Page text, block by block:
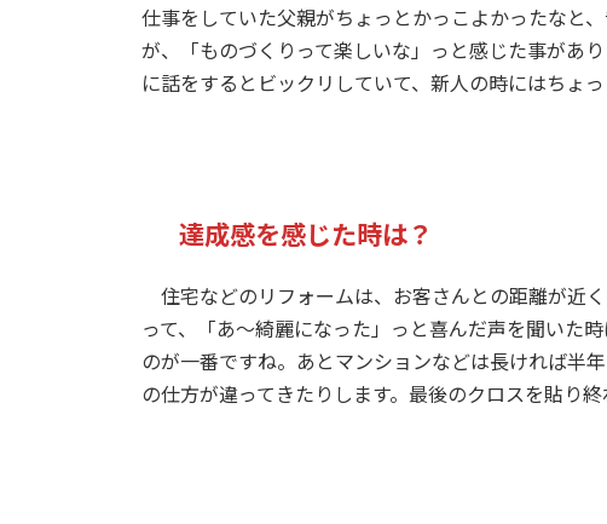
仕事をしていた父親がちょっとかっこよかったなと
が、「ものづくりって楽しいな」っと感じた事があ
に話をするとビックリしていて、新人の時にはちょ
達成感を感じた時は？
住宅などのリフォームは、お客さんとの距離が近
って、「あ〜綺麗になった」っと喜んだ声を聞いた
のが一番ですね。あとマンションなどは長ければ半
の仕方が違ってきたりします。最後のクロスを貼り